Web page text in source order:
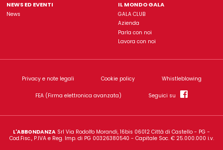
Gala è un'insegna di proprietà dell'azienda